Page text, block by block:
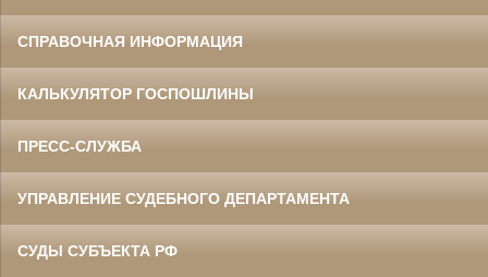
СПРАВОЧНАЯ ИНФОРМАЦИЯ
КАЛЬКУЛЯТОР ГОСПОШЛИНЫ
ПРЕСС-СЛУЖБА
УПРАВЛЕНИЕ СУДЕБНОГО ДЕПАРТАМЕНТА
СУДЫ СУБЪЕКТА РФ